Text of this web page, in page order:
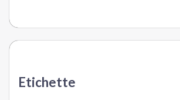
Etichette